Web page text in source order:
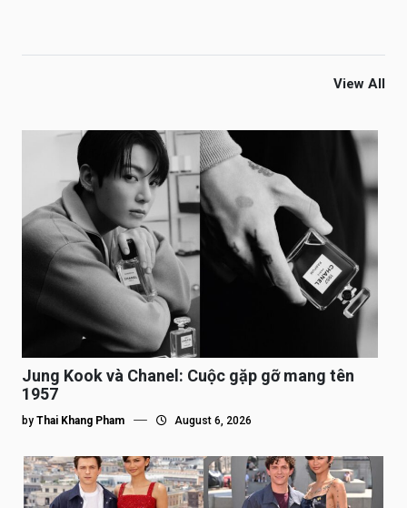
View All
Jung Kook và Chanel: Cuộc gặp gỡ mang tên
1957
by Thai Khang Pham August 6, 2026